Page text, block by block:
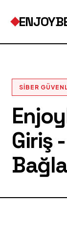
SIBER
Giriş